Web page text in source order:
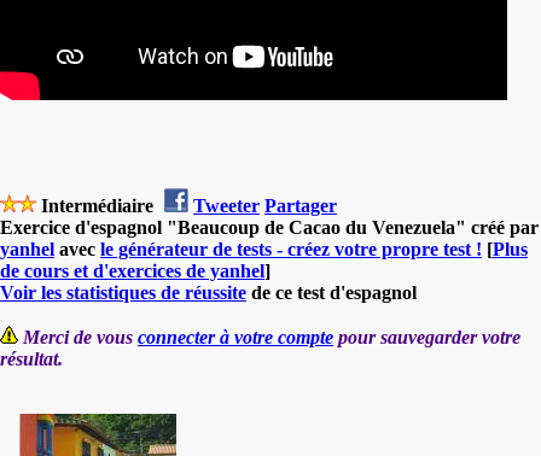
Intermédiaire Tweeter Partager
Exercice d'espagnol "Beaucoup de Cacao du Venezuela" créé par
yanhel avec le générateur de tests - créez votre propre test ! [Plus
de cours et d'exercices de yanhel]
Voir les statistiques de réussite de ce test d'espagnol
Merci de vous connecter à votre compte pour sauvegarder votre
résultat.